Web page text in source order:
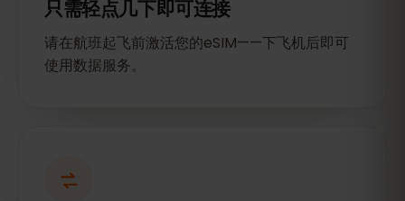
只需轻点几下即可连接
请在航班起飞前激活您的eSIM——下飞机后即可
使用数据服务。